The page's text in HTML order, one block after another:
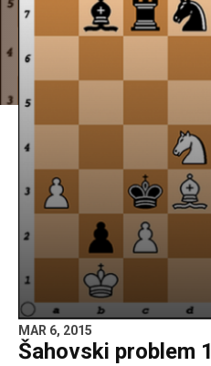
MAR 6, 2015
Šahovski problem 1